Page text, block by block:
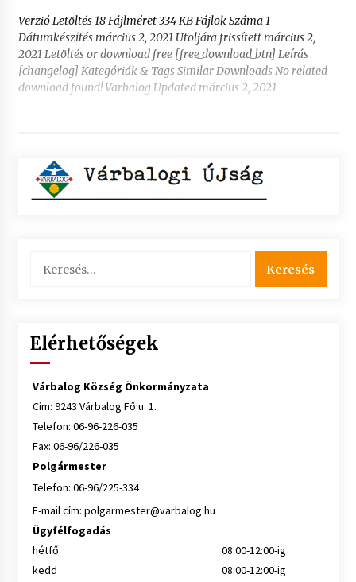
Verzió Letöltés 18 Fájlméret 334 KB Fájlok Száma 1
Dátumkészítés március 2, 2021 Utoljára frissített március 2,
2021 Letöltés or download free [free_download_btn] Leírás
[changelog] Kategóriák & Tags Similar Downloads No related
download found! Varbalog Updated március 2, 2021
Elérhetőségek
Várbalog Község Önkormányzata
Cím: 9243 Várbalog Fő u. 1.
Telefon: 06-96-226-035
Fax: 06-96/226-035
Polgármester
Telefon: 06-96/225-334
E-mail cím: polgarmester@varbalog.hu
Ügyfélfogadás
hétfő
08:00-12:00-ig
kedd
08:00-12:00-ig